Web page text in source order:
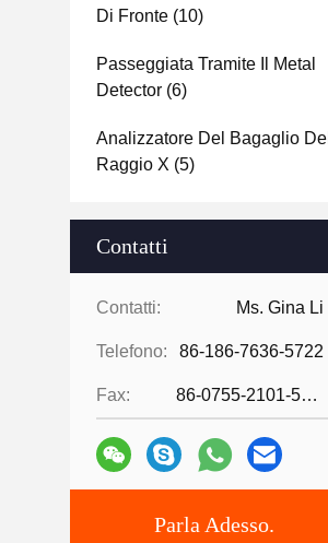
Di Fronte (10)
Passeggiata Tramite Il Metal
Detector (6)
Analizzatore Del Bagaglio Del
Raggio X (5)
Contatti
Contatti: Ms. Gina Li
Telefono: 86-186-7636-5722
Fax: 86-0755-2101-5736
Parla Adesso.